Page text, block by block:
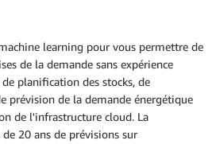
learning pour vous permettre de
de la demande sans expérience
planification des stocks, de
prévision de la demande énergétique
de l'infrastructure cloud. La
20 ans de prévisions sur